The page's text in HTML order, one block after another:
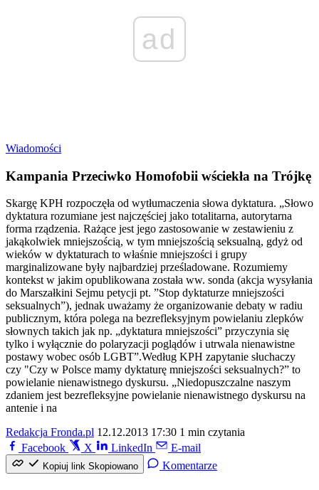
ad
Wiadomości
Kampania Przeciwko Homofobii wściekła na Trójkę
Skargę KPH rozpoczęła od wytłumaczenia słowa dyktatura. „Słowo
dyktatura rozumiane jest najczęściej jako totalitarna, autorytarna
forma rządzenia. Rażące jest jego zastosowanie w zestawieniu z
jakąkolwiek mniejszością, w tym mniejszością seksualną, gdyż od
wieków w dyktaturach to właśnie mniejszości i grupy
marginalizowane były najbardziej prześladowane. Rozumiemy
kontekst w jakim opublikowana została ww. sonda (akcja wysyłania
do Marszałkini Sejmu petycji pt. ”Stop dyktaturze mniejszości
seksualnych”), jednak uważamy że organizowanie debaty w radiu
publicznym, która polega na bezrefleksyjnym powielaniu zlepków
słownych takich jak np. „dyktatura mniejszości” przyczynia się
tylko i wyłącznie do polaryzacji poglądów i utrwala nienawistne
postawy wobec osób LGBT”.Według KPH zapytanie słuchaczy
czy "Czy w Polsce mamy dyktaturę mniejszości seksualnych?” to
powielanie nienawistnego dyskursu. „Niedopuszczalne naszym
zdaniem jest bezrefleksyjne powielanie nienawistnego dyskursu na
antenie i na
Redakcja Fronda.pl 12.12.2013 17:30 1 min czytania
Facebook
X LinkedIn E-mail
Kopiuj link Skopiowano Komentarze